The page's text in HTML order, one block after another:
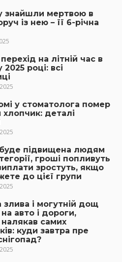
знайшли мертвою в
із нею – її 6-річна
на літній час в
2025 році: всі
у стоматолога помер
хлопчик: деталі
буде підвищена людям
гроші попливуть
зростуть, якщо
до цієї групи
злива і могутній дощ
авто і дороги,
самих
куди завтра пре